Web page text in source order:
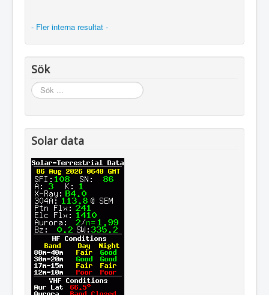
- Fler interna resultat -
Sök
Sök
...
Solar data